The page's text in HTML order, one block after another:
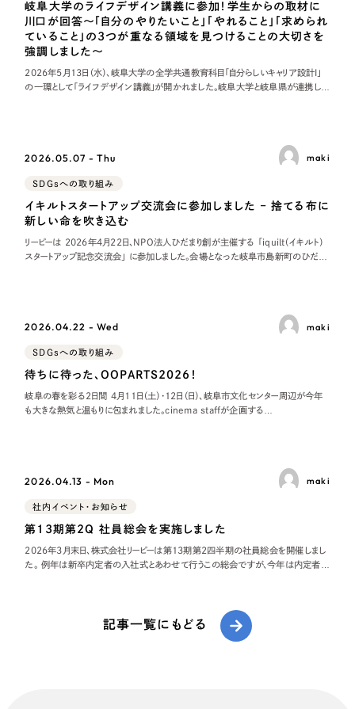
岐阜大学のライフデザイン講義に参加！学生からの取材に
川口が回答〜「自分のやりたいこと」「やれること」「求められ
ていること」の3つが重なる領域を見つけることの大切さを
強調しました〜
2026年5月13日（水）、岐阜大学の全学共通教育科目「自分らしいキャリア設計Ⅰ」
の一環として「ライフデザイン講義」が開かれました。岐阜大学と岐阜県が連携し、
2026.05.07 - Thu maki
SDGsへの取り組み
イキルトスタートアップ交流会に参加しました – 捨てる布に
新しい命を吹き込む
リーピーは 2026年4月22日、NPO法人ひだまり創が主催する 「iquilt（イキルト）
スタートアップ記念交流会」 に参加しました。会場となった岐阜市島新町のひだま
2026.04.22 - Wed maki
SDGsへの取り組み
待ちに待った、OOPARTS2026！
岐阜の春を彩る2日間 4月11日（土）・12日（日）、岐阜市文化センター周辺が今年
も大きな熱気と温もりに包まれました。cinema staffが企画する
2026.04.13 - Mon maki
社内イベント・お知らせ
第13期第2Q 社員総会を実施しました
2026年3月末日、株式会社リーピーは第13期第2四半期の社員総会を開催しまし
た。 例年は新卒内定者の入社式とあわせて行うこの総会ですが、今年は内定者が
記事一覧にもどる